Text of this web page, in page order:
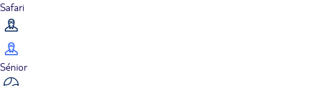
Safari
Sénior